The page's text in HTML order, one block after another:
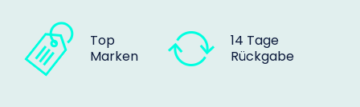
Top
Marken
14 Tage
Rückgabe